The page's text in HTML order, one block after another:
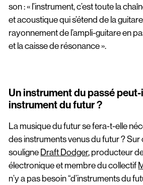
son : « l’instrument, c’est toute la
et acoustique qui s’étend de la
rayonnement de l’ampli-guitare en
et la caisse de résonance ».
Un instrument du passé
instrument du futur ?
La musique du futur se fera-t-elle
des instruments venus du futur ?
souligneDraft Dodger, producteur
électronique et membre du collectif
n’y a pas besoin “d’instruments du